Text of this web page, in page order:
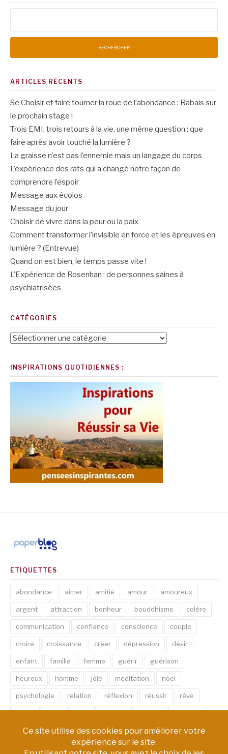
ARTICLES RÉCENTS
Se Choisir et faire tourner la roue de l’abondance : Rabais sur
le prochain stage !
Trois EMI, trois retours à la vie, une même question : que
faire après avoir touché la lumière ?
La graisse n’est pas l’ennemie mais un langage du corps
L’expérience des rats qui a changé notre façon de
comprendre l’espoir
Message aux écolos
Message du jour
Choisir de vivre dans la peur ou la paix
Comment transformer l’invisible en force et les épreuves en
lumière ? (Entrevue)
Quand on est bien, le temps passe vite !
L’Expérience de Rosenhan : de personnes saines à
psychiatrisées
CATÉGORIES
Catégories
INSPIRATIONS QUOTIDIENNES :
ETIQUETTES
abondance aimer amitié amour amoureux
argent attraction bonheur bouddhisme colère
communication confiance conscience couple
croire croissance créer dépression désir
enfant famille femme guérir guérison
heureux homme joie meditation noel
psychologie relation réflexion réussir rêve
santé sexe soin spirituel succès thérapie
vie âme émotion énergie équilibre